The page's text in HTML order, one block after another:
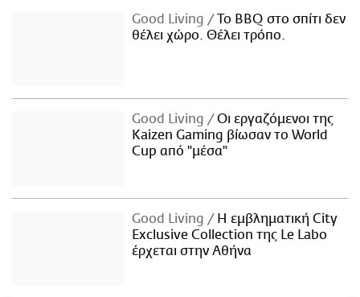
Good Living
Το BBQ στο σπίτι δεν
θέλει χώρο. Θέλει τρόπο.
Good Living
Οι εργαζόμενοι της
Kaizen Gaming βίωσαν το World
Cup από "μέσα"
Good Living
Η εμβληματική City
Exclusive Collection της Le Labo
έρχεται στην Αθήνα